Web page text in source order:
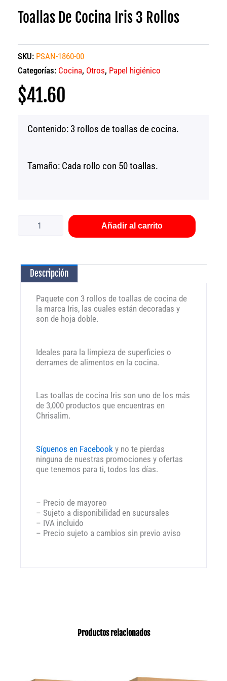
Toallas De Cocina Iris 3 Rollos
SKU: PSAN-1860-00
Categorías: Cocina, Otros, Papel higiénico
$41.60
Contenido: 3 rollos de toallas de cocina.
Tamaño: Cada rollo con 50 toallas.
cantidad
Añadir al carrito
Descripción
Paquete con 3 rollos de toallas de cocina de
la marca Iris, las cuales están decoradas y
son de hoja doble.
Ideales para la limpieza de superficies o
derrames de alimentos en la cocina.
Las toallas de cocina Iris son uno de los más
de 3,000 productos que encuentras en
Chrisalim.
Síguenos en Facebook y no te pierdas
ninguna de nuestras promociones y ofertas
que tenemos para ti, todos los días.
– Precio de mayoreo
– Sujeto a disponibilidad en sucursales
– IVA incluido
– Precio sujeto a cambios sin previo aviso
Productos relacionados